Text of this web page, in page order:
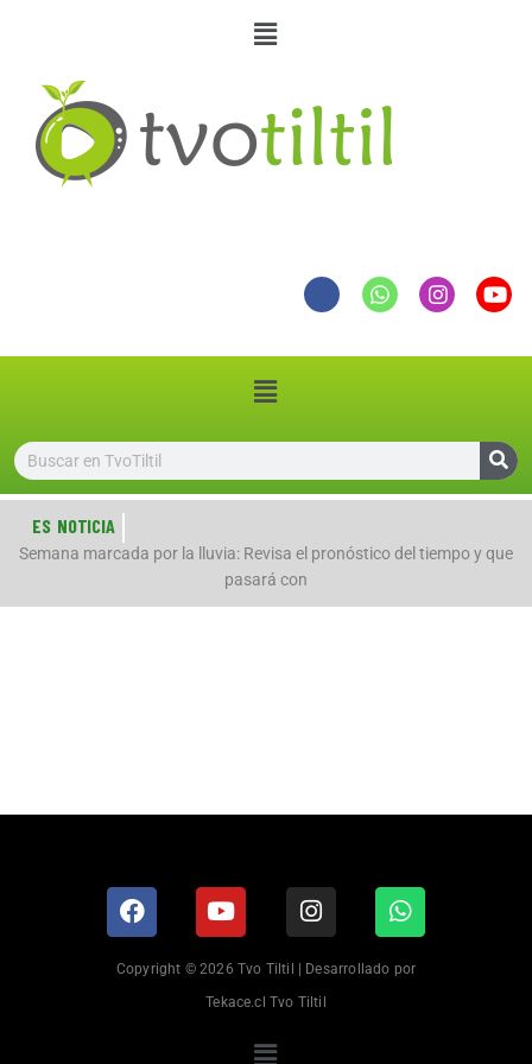
ES NOTICIA
Semana marcada por la lluvia: Revisa el pronóstico del tiempo y que
pasará con
Copyright © 2026 Tvo Tiltil | Desarrollado por
Tekace.cl Tvo Tiltil